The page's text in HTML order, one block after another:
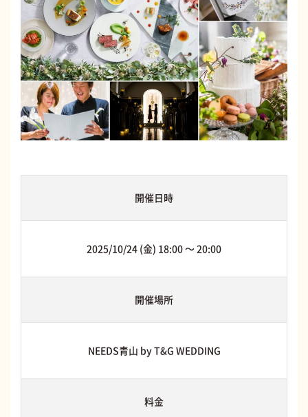
開催日時
2025/10/24 (金) 18:00 〜 20:00
開催場所
NEEDS青山 by T&G WEDDING
料金